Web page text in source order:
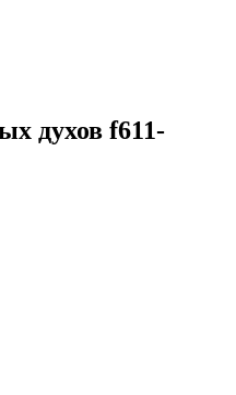
духов f611-